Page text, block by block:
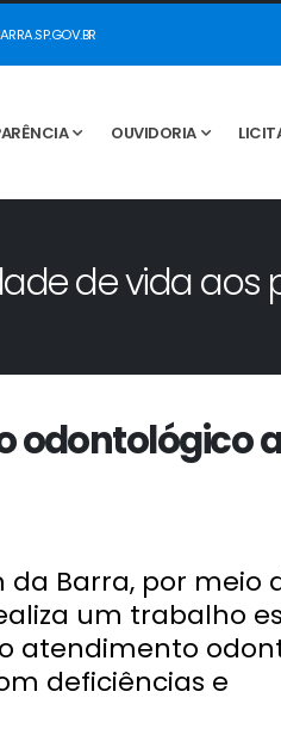
OUVIDORIA
de vida aos
odontológico
da Barra, por meio
um trabalho
atendimento
deficiências e